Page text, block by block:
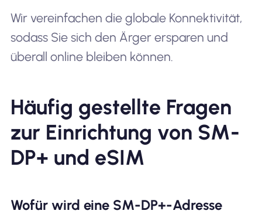
Wir vereinfachen die globale Konnektivität,
sodass Sie sich den Ärger ersparen und
überall online bleiben können.
Häufig gestellte Fragen
zur Einrichtung von SM-
DP+ und eSIM
Wofür wird eine SM-DP+-Adresse